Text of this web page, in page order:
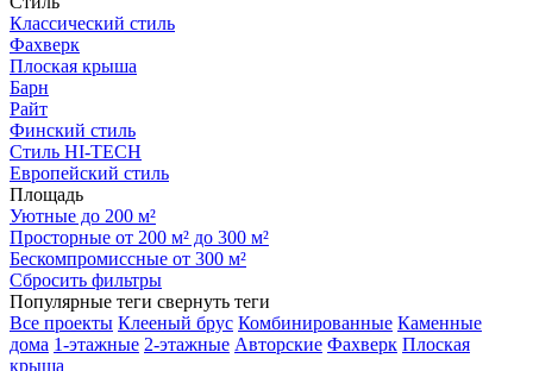
Классический стиль
Фахверк
Плоская крыша
Барн
Райт
Финский стиль
Стиль HI-TECH
Европейский стиль
Площадь
Уютные до 200 м²
Просторные от 200 м² до 300 м²
Бескомпромиссные от 300 м²
Сбросить фильтры
Популярные теги свернуть теги
Все проекты Клееный брус Комбинированные Каменные
дома 1-этажные 2-этажные Авторские Фахверк Плоская
крыша